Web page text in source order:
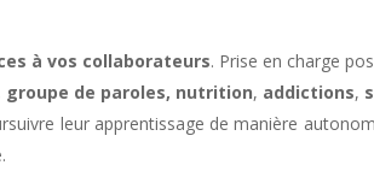
à vos collaborateurs. Prise en charge
groupe de paroles, nutrition, addictions,
leur apprentissage de manière